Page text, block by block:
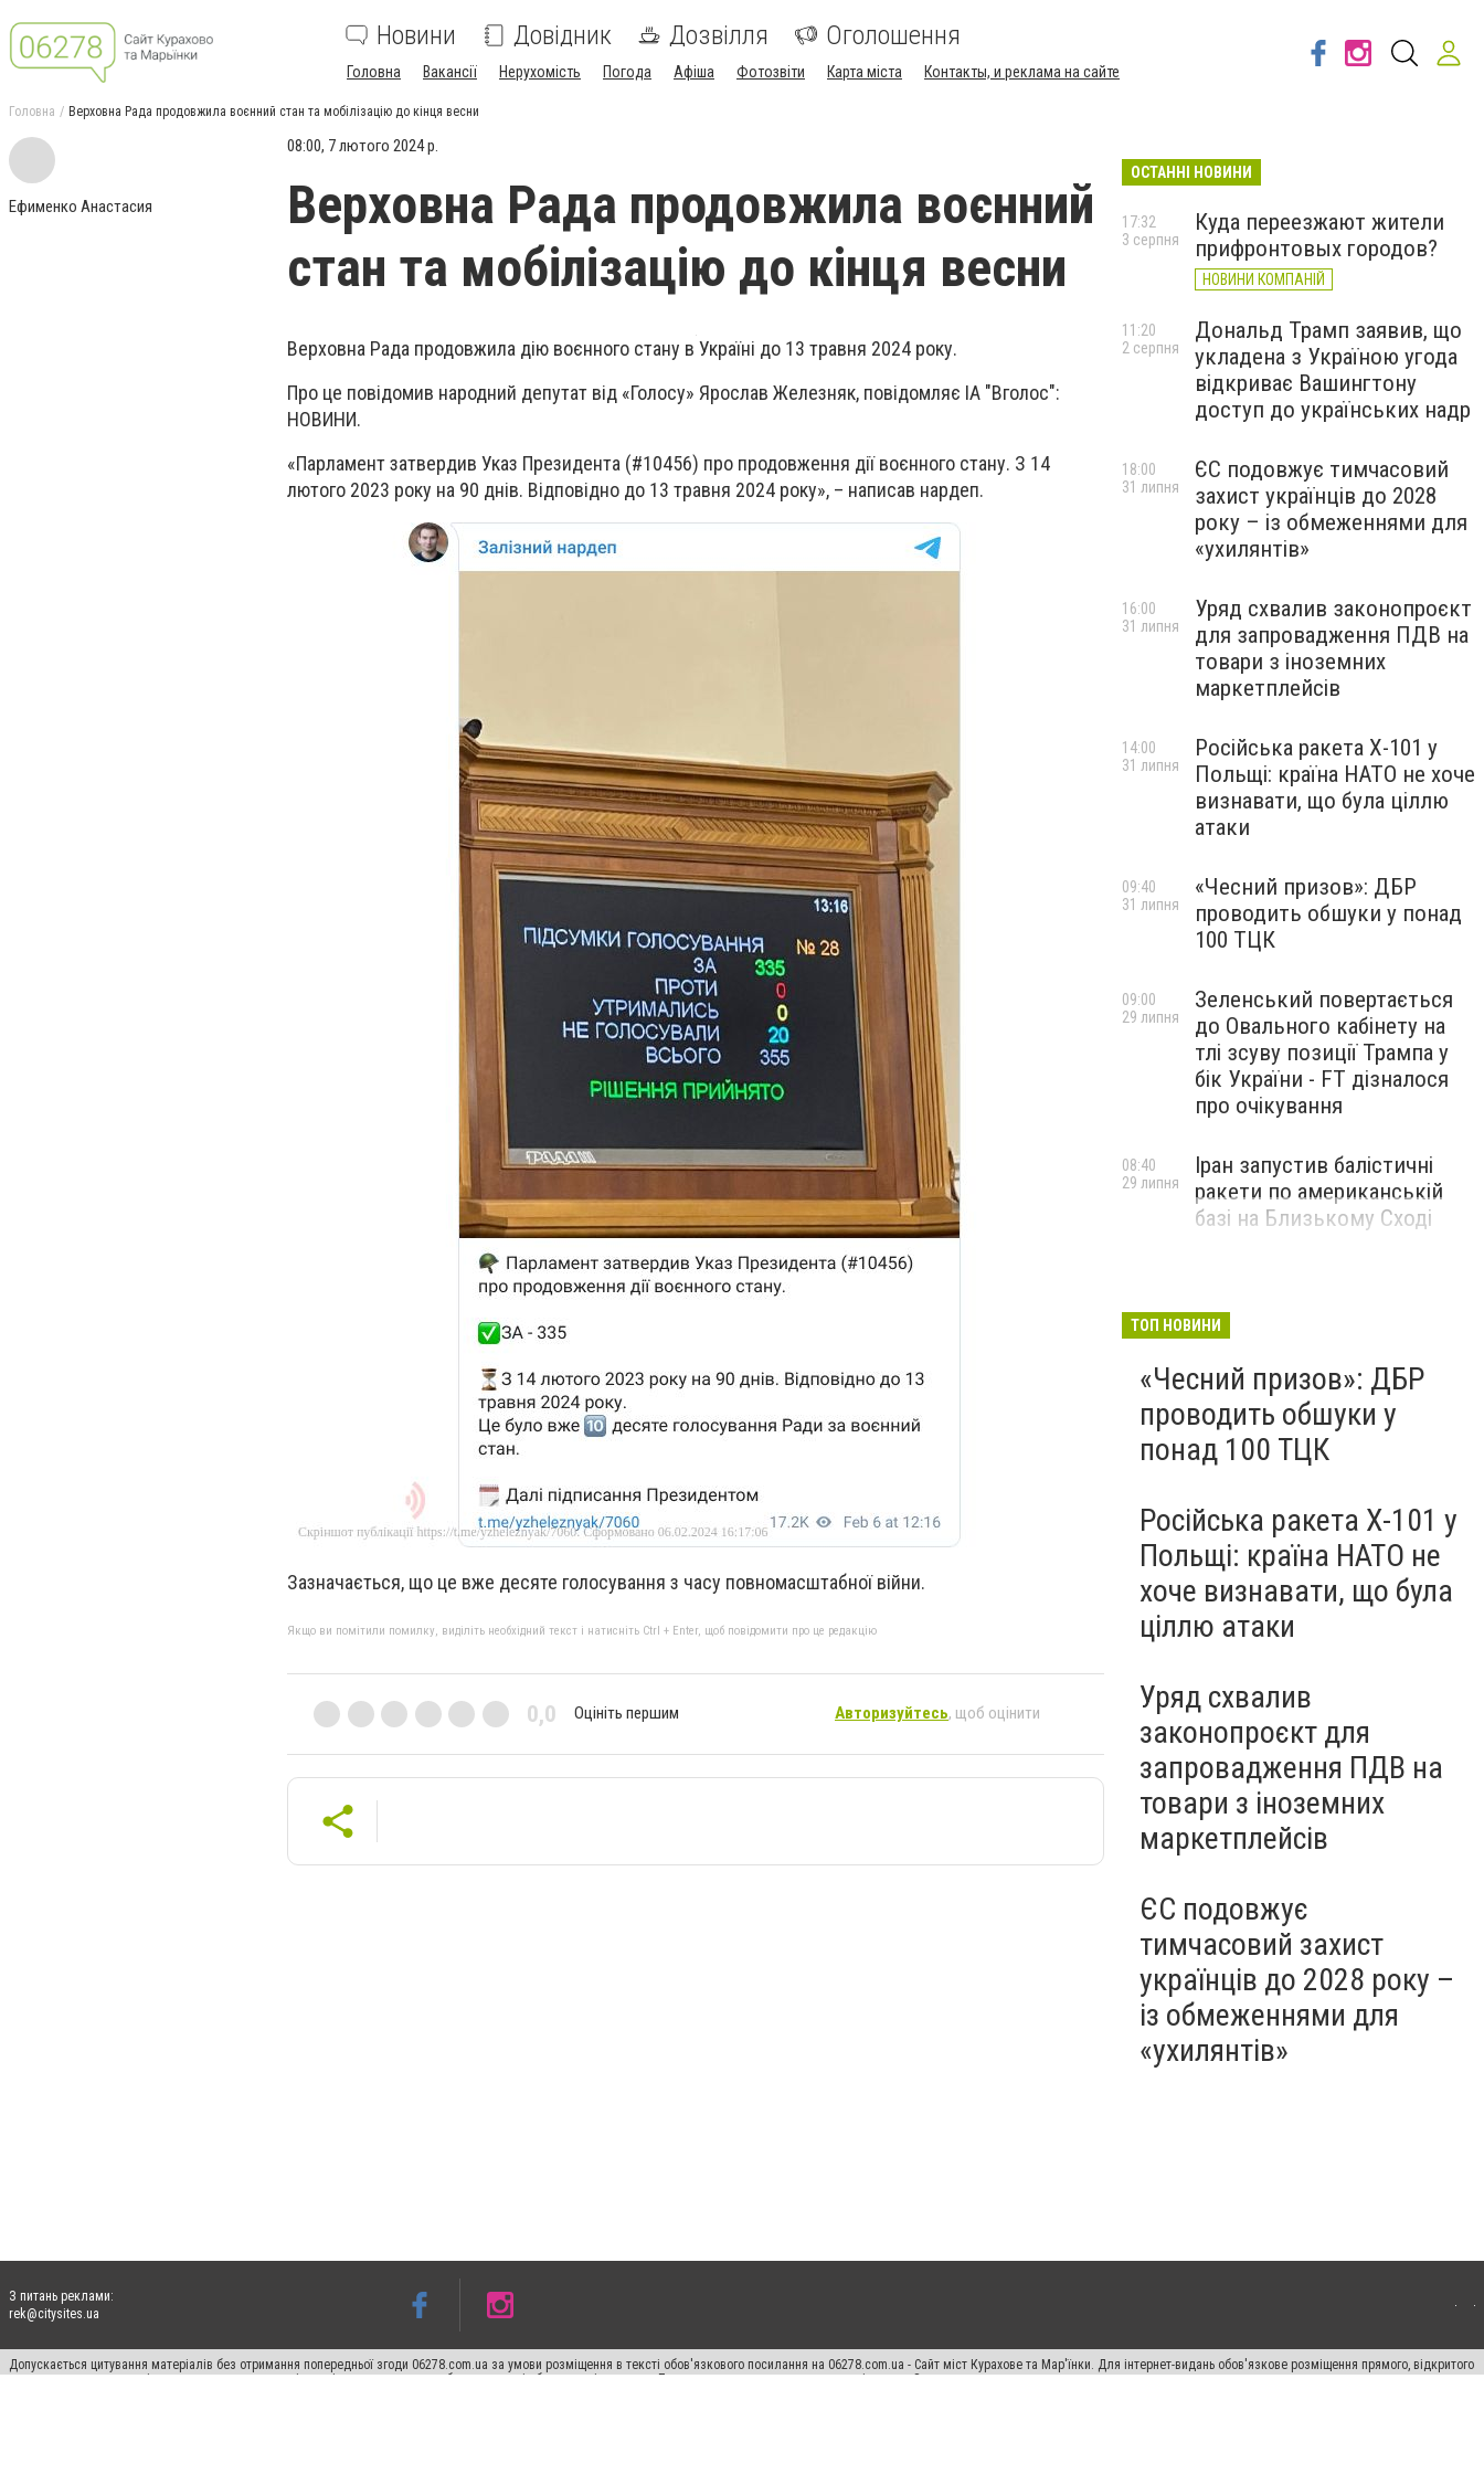
Новини Довідник Дозвілля Оголошення
Головна Вакансії Нерухомість Погода Афіша Фотозвіти Карта міста Контакты, и реклама на сайте
Головна Верховна Рада продовжила воєнний стан та мобілізацію до кінця весни
Ефименко Анастасия
08:00, 7 лютого 2024 р.
Верховна Рада продовжила воєнний
стан та мобілізацію до кінця весни
Верховна Рада продовжила дію воєнного стану в Україні до 13 травня 2024 року.
Про це повідомив народний депутат від «Голосу» Ярослав Железняк, повідомляє ІА "Вголос":
НОВИНИ.
«Парламент затвердив Указ Президента (#10456) про продовження дії воєнного стану. З 14
лютого 2023 року на 90 днів. Відповідно до 13 травня 2024 року», – написав нардеп.
Зазначається, що це вже десяте голосування з часу повномасштабної війни.
Якщо ви помітили помилку, виділіть необхідний текст і натисніть Ctrl + Enter, щоб повідомити про це редакцію
0,0 Оцініть першим Авторизуйтесь, щоб оцінити
ОСТАННІ НОВИНИ
Куда переезжают жители
прифронтовых городов?
НОВИНИ КОМПАНІЙ
17:32
3 серпня
Дональд Трамп заявив, що
укладена з Україною угода
відкриває Вашингтону
доступ до українських надр
11:20
2 серпня
ЄС подовжує тимчасовий
захист українців до 2028
року – із обмеженнями для
«ухилянтів»
18:00
31 липня
Уряд схвалив законопроєкт
для запровадження ПДВ на
товари з іноземних
маркетплейсів
16:00
31 липня
Російська ракета Х-101 у
Польщі: країна НАТО не хоче
визнавати, що була ціллю
атаки
14:00
31 липня
«Чесний призов»: ДБР
проводить обшуки у понад
100 ТЦК
09:40
31 липня
Зеленський повертається
до Овального кабінету на
тлі зсуву позиції Трампа у
бік України - FT дізналося
про очікування
09:00
29 липня
Іран запустив балістичні
ракети по американській
базі на Близькому Сході
08:40
29 липня
ТОП НОВИНИ
«Чесний призов»: ДБР
проводить обшуки у
понад 100 ТЦК
Російська ракета Х-101 у
Польщі: країна НАТО не
хоче визнавати, що була
ціллю атаки
Уряд схвалив
законопроєкт для
запровадження ПДВ на
товари з іноземних
маркетплейсів
ЄС подовжує
тимчасовий захист
українців до 2028 року –
із обмеженнями для
«ухилянтів»
З питань реклами:
rek@citysites.ua
Допускається цитування матеріалів без отримання попередньої згоди 06278.com.ua за умови розміщення в тексті обов'язкового посилання на 06278.com.ua - Сайт міст Курахове та Мар'їнки. Для інтернет-видань обов'язкове розміщення прямого, відкритого
для пошукових систем гіперпосилання на цитовані статті не нижче другого абзацу в тексті або в якості джерела. Порушення виняткових прав переслідується Законом.